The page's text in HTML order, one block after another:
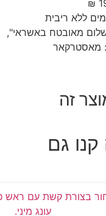
ללא ריבית
זה
גם